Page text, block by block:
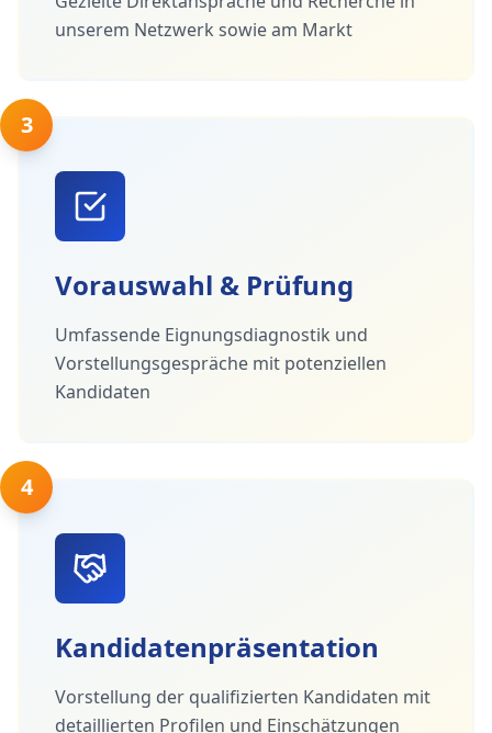
unserem Netzwerk sowie am Markt
3
Vorauswahl & Prüfung
Umfassende Eignungsdiagnostik und
Vorstellungsgespräche mit potenziellen
Kandidaten
4
Kandidatenpräsentation
Vorstellung der qualifizierten Kandidaten mit
detaillierten Profilen und Einschätzungen